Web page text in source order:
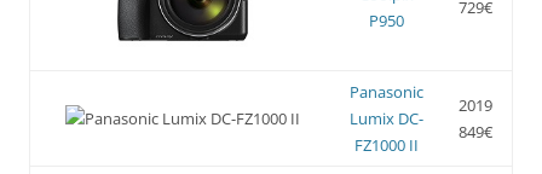
P950
729€
Panasonic
Lumix DC-
FZ1000 II
2019
849€